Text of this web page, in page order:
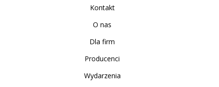
Kontakt
O nas
Dla firm
Producenci
Wydarzenia